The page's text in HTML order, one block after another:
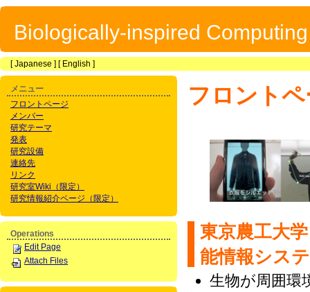
Biologically-inspired
[Japanese ] [ English ]
フロント
東京農工大
能情報シス
生物が周囲環
メニュー
フロントページ
メンバー
研究テーマ
発表
研究設備
連絡先
リンク
研究室Wiki（限定）
研究情報紹介ページ（限定）
Operations
Edit Page
Attach Files